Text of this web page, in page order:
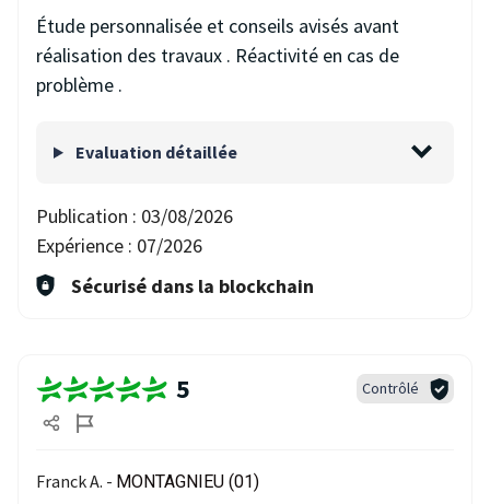
Étude personnalisée et conseils avisés avant
réalisation des travaux . Réactivité en cas de
problème .
Evaluation détaillée
Publication : 03/08/2026
Expérience : 07/2026
Sécurisé dans la blockchain
5 Contrôlé
Franck A. - MONTAGNIEU (01)